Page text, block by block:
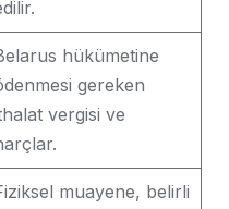
hükümetine
gereken
vergisi ve
muayene, belirli